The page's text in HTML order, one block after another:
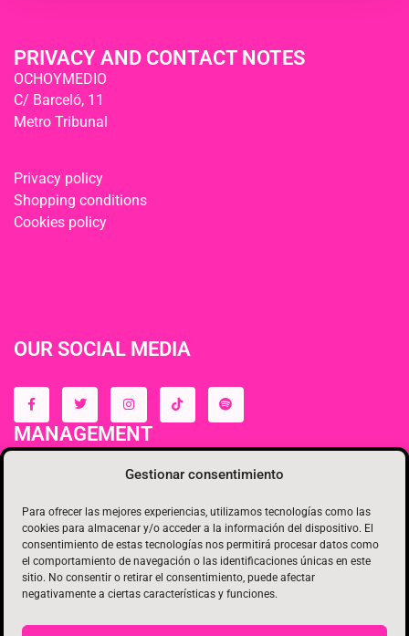
Gestionar consentimiento
Para ofrecer las mejores experiencias, utilizamos tecnologías como las
cookies para almacenar y/o acceder a la información del dispositivo. El
consentimiento de estas tecnologías nos permitirá procesar datos como
el comportamiento de navegación o las identificaciones únicas en este
sitio. No consentir o retirar el consentimiento, puede afectar
negativamente a ciertas características y funciones.
PRIVACY AND CONTACT NOTES
OCHOYMEDIO
C/ Barceló, 11
Metro Tribunal
Privacy policy
Shopping conditions
Cookies policy
OUR SOCIAL MEDIA
MANAGEMENT